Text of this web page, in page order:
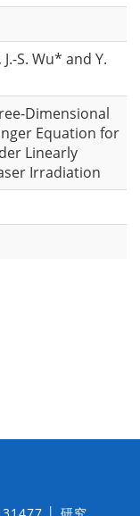
J.-S. Wu* and Y.
Dimensional
Equation for
Linearly
Irradiation